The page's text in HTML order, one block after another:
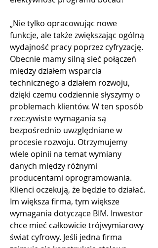
„Nie tylko opracowując nowe
funkcje, ale także zwiększając ogólną
wydajność pracy poprzez cyfryzację.
Obecnie mamy silną sieć połączeń
między działem wsparcia
technicznego a działem rozwoju,
dzięki czemu codziennie słyszymy o
problemach klientów. W ten sposób
rzeczywiste wymagania są
bezpośrednio uwzględniane w
procesie rozwoju. Otrzymujemy
wiele opinii na temat wymiany
danych między różnymi
producentami oprogramowania.
Klienci oczekują, że będzie to działać.
Im większa firma, tym większe
wymagania dotyczące BIM. Inwestor
chce mieć całkowicie trójwymiarowy
świat cyfrowy. Jeśli jedna firma